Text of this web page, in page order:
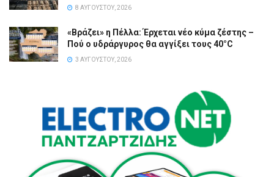
8 ΑΥΓΟΎΣΤΟΥ, 2026
«Βράζει» η Πέλλα: Έρχεται νέο κύμα ζέστης –
Πού ο υδράργυρος θα αγγίξει τους 40°C
3 ΑΥΓΟΎΣΤΟΥ, 2026